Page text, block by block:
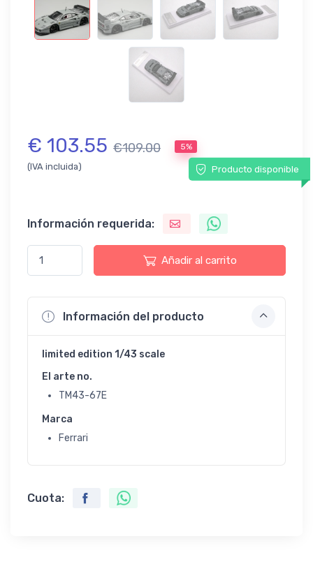
€ 103.55 €109.00 5%
(IVA incluida) Producto disponible
Información requerida:
Añadir al carrito
Información del producto
limited edition 1/43 scale
El arte no.
TM43-67E
Marca
Ferrari
Cuota: